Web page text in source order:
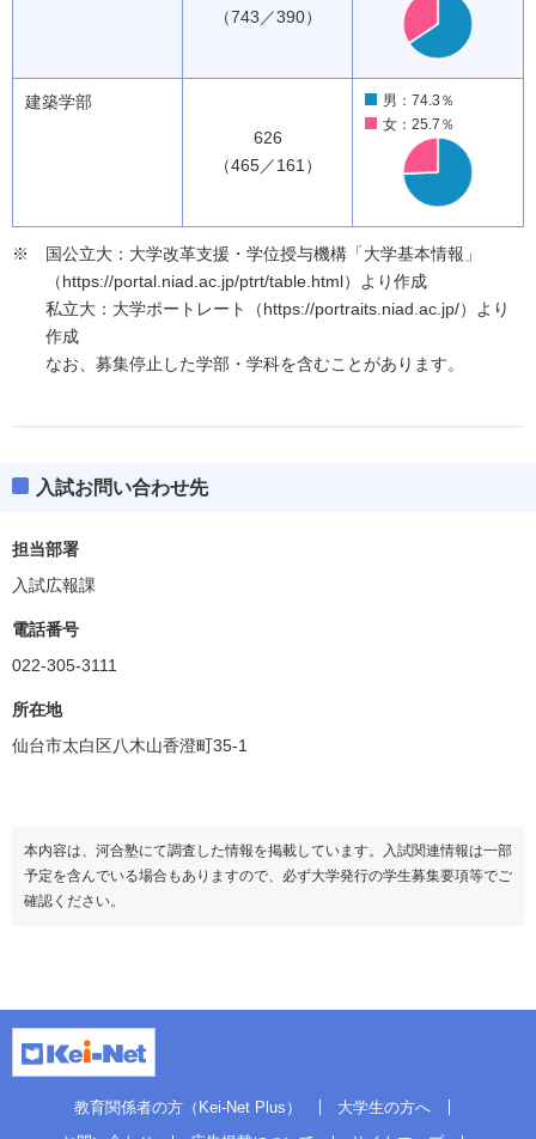
（743／390）
建築学部
626
（465／161）
男：74.3％
女：25.7％
国公立大：大学改革支援・学位授与機構「大学基本情報」
（https://portal.niad.ac.jp/ptrt/table.html）より作成
私立大：大学ポートレート（https://portraits.niad.ac.jp/）より
作成
なお、募集停止した学部・学科を含むことがあります。
入試お問い合わせ先
担当部署
入試広報課
電話番号
022-305-3111
所在地
仙台市太白区八木山香澄町35-1
本内容は、河合塾にて調査した情報を掲載しています。入試関連情報は一部
予定を含んでいる場合もありますので、必ず大学発行の学生募集要項等でご
確認ください。
教育関係者の方（Kei-Net Plus）
大学生の方へ